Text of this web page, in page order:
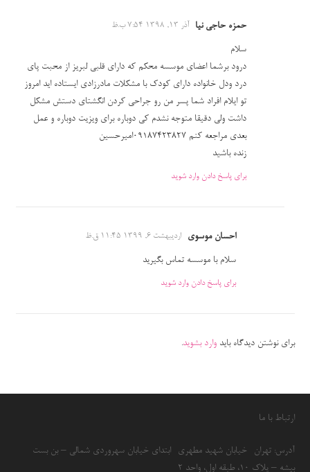
حمزه حاجی نیا آذر 13, 1398 7:54 ب.ظ
سلام
درود برشما اعضای موسسه محکم که دارای قلبی لبریز از محبت پای
درد ودل خانواده دارای کودک با مشکلات مادرزادی ایستاده اید امروز
تو ایلام افراد شما پسر من رو جراحی کردن انگشتای دستش مشکل
داشت ولی دقیقا متوجه نشدم کی دوباره برای ویزیت دوباره و عمل
بعدی مراجعه کنم 09187423827امیرحسین
زنده باشید
برای پاسخ دادن وارد شوید
احسان موسوی اردیبهشت 6, 1399 11:45 ق.ظ
سلام با موسسه تماس بگیرید
برای پاسخ دادن وارد شوید
برای نوشتن دیدگاه بایدوارد بشوید.
ارتباط با ما
آدرس: تهران- خیابان شهید مطهری- ابتدای خیابان سهروردی شمالی – بن بست
بیشه – پلاک 10، طبقه اول، واحد 2